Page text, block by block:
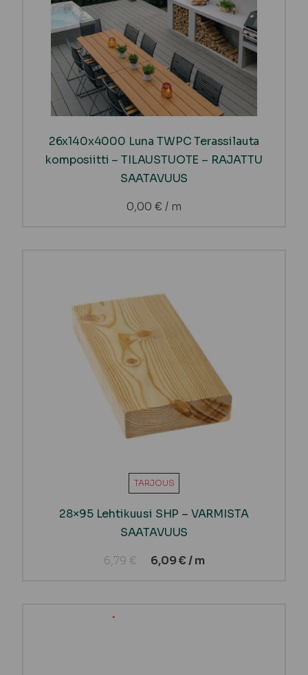
26x140x4000 Luna TWPC Terassilauta
komposiitti – TILAUSTUOTE – RAJATTU
SAATAVUUS
0,00 € / m
TARJOUS
28×95 Lehtikuusi SHP – VARMISTA
SAATAVUUS
6,79 € 6,09€/ m